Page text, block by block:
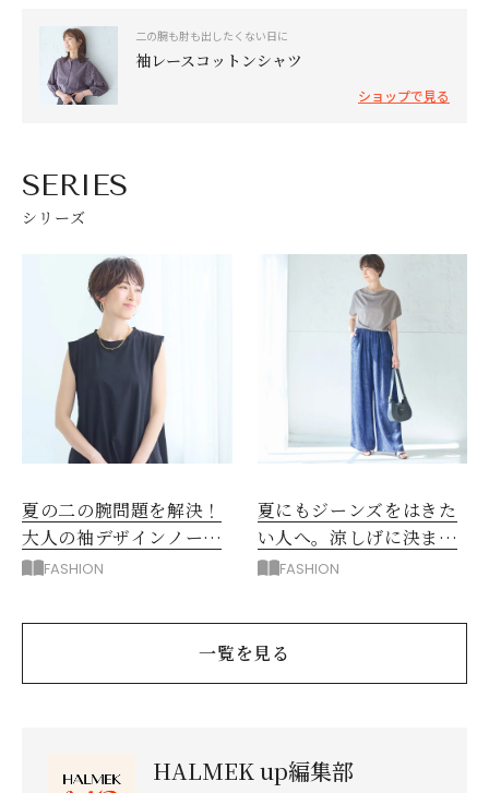
二の腕も肘も出したくない日に
袖レースコットンシャツ
ショップで見る
SERIES
シリーズ
夏の二の腕問題を解決！
大人の袖デザインノース
リーブ
FASHION
夏にもジーンズをはきた
い人へ。涼しげに決まる
デニムのワイドパンツ
FASHION
一覧を見る
HALMEK up編集部